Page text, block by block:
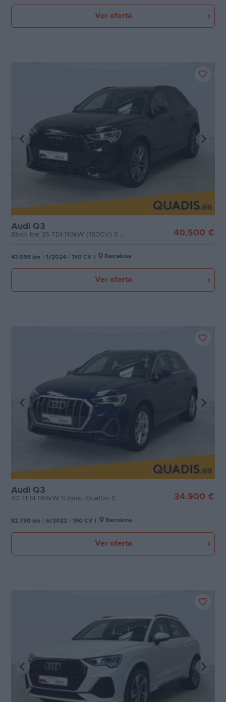
Ver oferta
Audi Q3
Black line 35 TDI 110kW (150CV) S tronic 40.500 €
43.098 km 1/2024 150 CV Barcelona
Ver oferta
Audi Q3
40 TFSI 140kW S tronic Quattro S Line 34.900 €
82.790 km 6/2022 190 CV Barcelona
Ver oferta